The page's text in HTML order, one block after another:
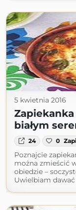
5 kwietnia 2016
białym
24 0
Poznajcie
można zmieścić
obiedzie –
Uwielbiam dawać